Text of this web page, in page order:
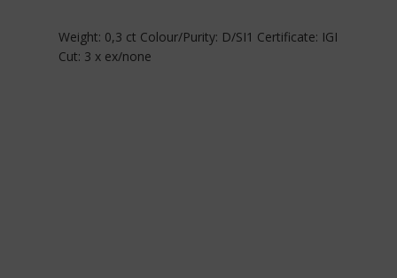
Weight: 0,3 ct Colour/Purity: D/SI1 Certificate: IGI
Cut: 3 x ex/none